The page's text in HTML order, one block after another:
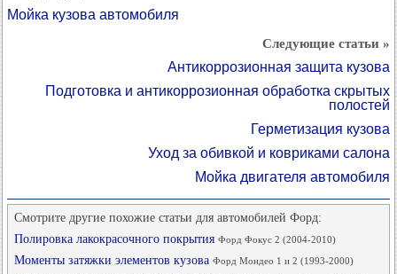
Мойка кузова автомобиля
Следующие статьи »
Антикоррозионная защита кузова
Подготовка и антикоррозионная обработка скрытых
полостей
Герметизация кузова
Уход за обивкой и ковриками салона
Мойка двигателя автомобиля
Смотрите другие похожие статьи для автомобилей Форд:
Полировка лакокрасочного покрытия Форд Фокус 2 (2004-2010)
Моменты затяжки элементов кузова Форд Мондео 1 и 2 (1993-2000)